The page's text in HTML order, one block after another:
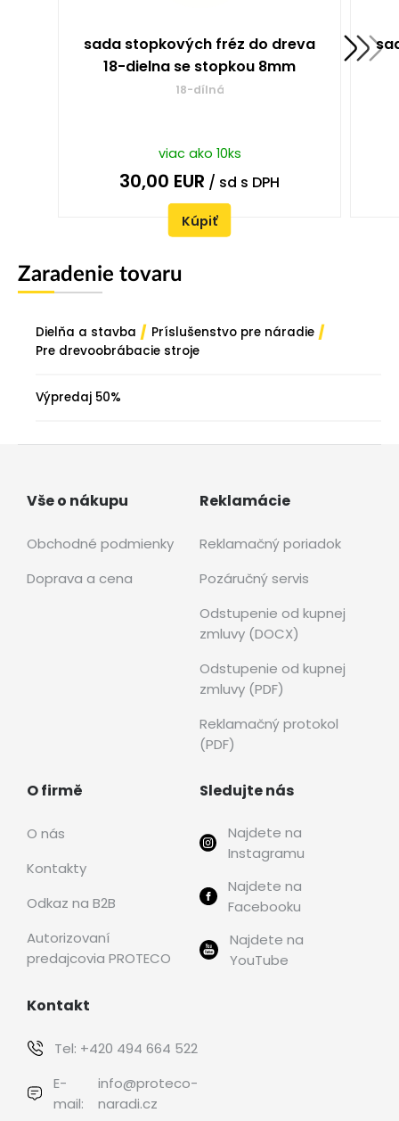
sada stopkových fréz do dreva
18-dielna se stopkou 8mm
18-dílná
viac ako 10ks
30,00 EUR / sd s DPH
Kúpiť
Zaradenie tovaru
Dielňa a stavba / Príslušenstvo pre náradie /
Pre drevoobrábacie stroje
Výpredaj 50%
Vše o nákupu
Obchodné podmienky
Doprava a cena
Reklamácie
Reklamačný poriadok
Pozáručný servis
Odstupenie od kupnej
zmluvy (DOCX)
Odstupenie od kupnej
zmluvy (PDF)
Reklamačný protokol
(PDF)
O firmě
O nás
Kontakty
Odkaz na B2B
Autorizovaní
predajcovia PROTECO
Sledujte nás
Najdete na
Instagramu
Najdete na
Facebooku
Najdete na
YouTube
Kontakt
Tel: +420 494 664 522
E-
mail:
info@proteco-
naradi.cz